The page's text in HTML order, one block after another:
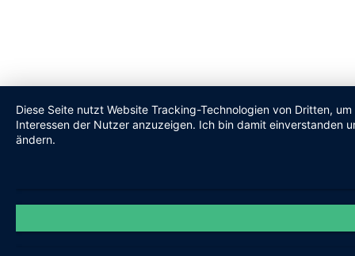
Diese Seite nutzt Website Tracking-Technologien von Dritten,
Interessen der Nutzer anzuzeigen. Ich bin damit einverstanden
ändern.